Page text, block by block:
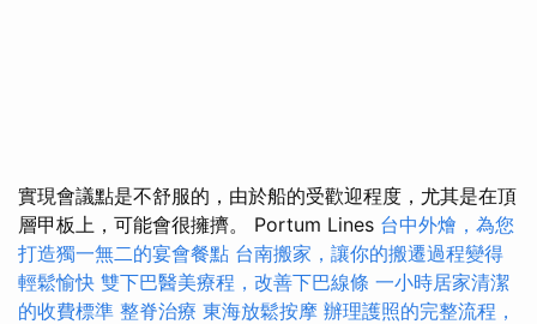
實現會議點是不舒服的，由於船的受歡迎程度，尤其是在頂
層甲板上，可能會很擁擠。 Portum Lines 台中外燴，為您
打造獨一無二的宴會餐點 台南搬家，讓你的搬遷過程變得
輕鬆愉快 雙下巴醫美療程，改善下巴線條 一小時居家清潔
的收費標準 整脊治療 東海放鬆按摩 辦理護照的完整流程，